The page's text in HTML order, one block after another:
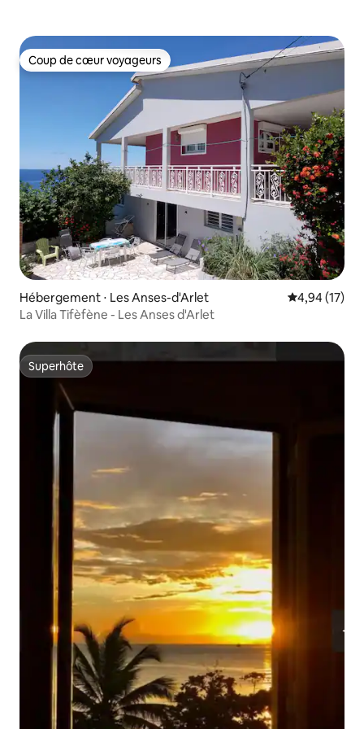
Coup de cœur voyageurs
Coup de cœur voyageurs
Hébergement ⋅ Les Anses-d'Arlet Évaluation
4,94 (17)
La Villa Tifèfène - Les Anses d'Arlet
Superhôte
Superhôte